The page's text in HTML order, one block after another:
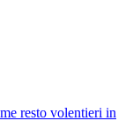
resto volentieri in